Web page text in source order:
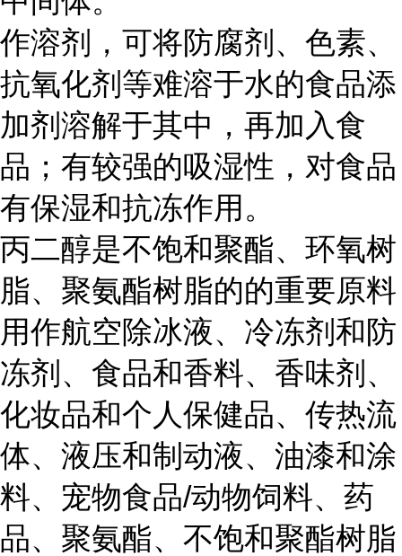
作溶剂，可将防腐剂、色素、
抗氧化剂等难溶于水的食品添
加剂溶解于其中，再加入食
品；有较强的吸湿性，对食品
有保湿和抗冻作用。
丙二醇是不饱和聚酯、环氧树
脂、聚氨酯树脂的的重要原料
用作航空除冰液、冷冻剂和防
冻剂、食品和香料、香味剂、
化妆品和个人保健品、传热流
体、液压和制动液、油漆和涂
料、宠物食品/动物饲料、药
品、聚氨酯、不饱和聚酯树脂